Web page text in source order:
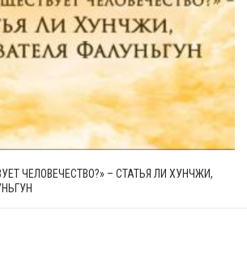
ЧЕЛОВЕЧЕСТВО?» – СТАТЬЯ ЛИ ХУНЧЖИ,